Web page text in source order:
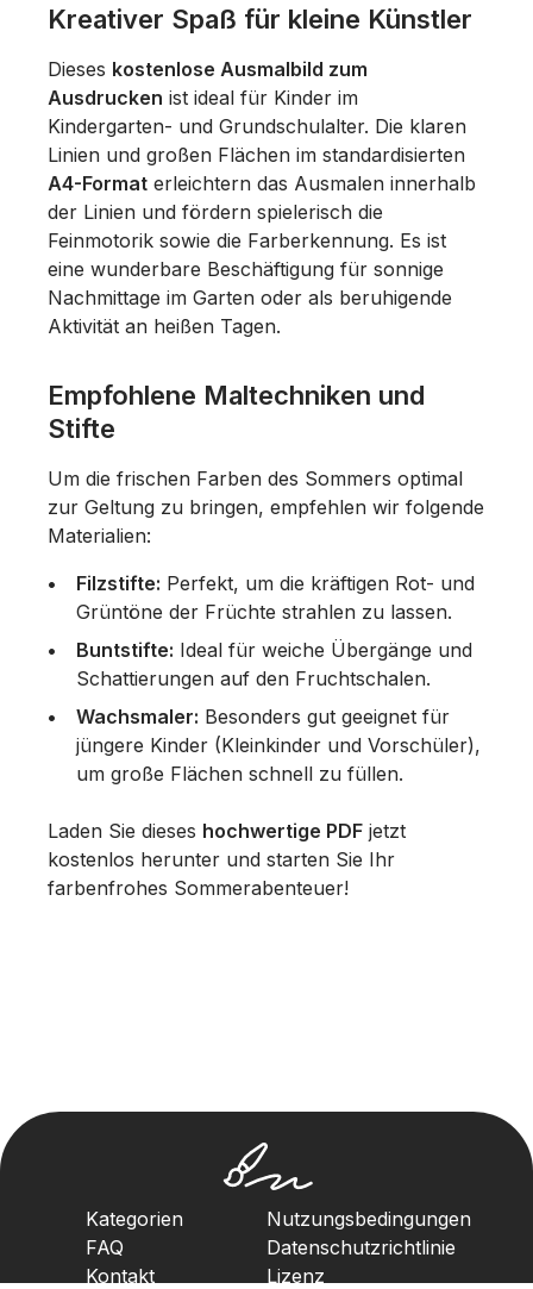
Kreativer Spaß für kleine Künstler
Dieses kostenlose Ausmalbild zum
Ausdrucken ist ideal für Kinder im
Kindergarten- und Grundschulalter. Die klaren
Linien und großen Flächen im standardisierten
A4-Format erleichtern das Ausmalen innerhalb
der Linien und fördern spielerisch die
Feinmotorik sowie die Farberkennung. Es ist
eine wunderbare Beschäftigung für sonnige
Nachmittage im Garten oder als beruhigende
Aktivität an heißen Tagen.
Empfohlene Maltechniken und
Stifte
Um die frischen Farben des Sommers optimal
zur Geltung zu bringen, empfehlen wir folgende
Materialien:
Filzstifte: Perfekt, um die kräftigen Rot- und
Grüntöne der Früchte strahlen zu lassen.
Buntstifte: Ideal für weiche Übergänge und
Schattierungen auf den Fruchtschalen.
Wachsmaler: Besonders gut geeignet für
jüngere Kinder (Kleinkinder und Vorschüler),
um große Flächen schnell zu füllen.
Laden Sie dieses hochwertige PDF jetzt
kostenlos herunter und starten Sie Ihr
farbenfrohes Sommerabenteuer!
Kategorien
FAQ
Kontakt
Nutzungsbedingungen
Datenschutzrichtlinie
Lizenz